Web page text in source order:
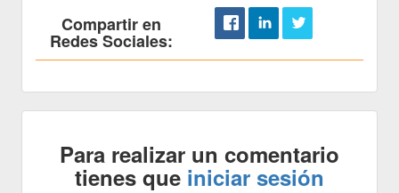
Compartir en
Redes Sociales:
Para realizar un comentario
tienes que iniciar sesión